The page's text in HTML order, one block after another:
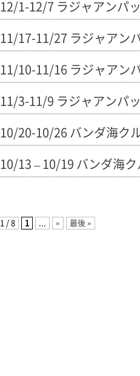
12/1-12/7 ラジャアンパ
11/17-11/27 ラジャアン
11/10-11/16 ラジャアン
11/3-11/9 ラジャアンパ
10/20-10/26 バンダ海ク
10/13 – 10/19 バンダ海ク
1 / 8 1 » 最後 »